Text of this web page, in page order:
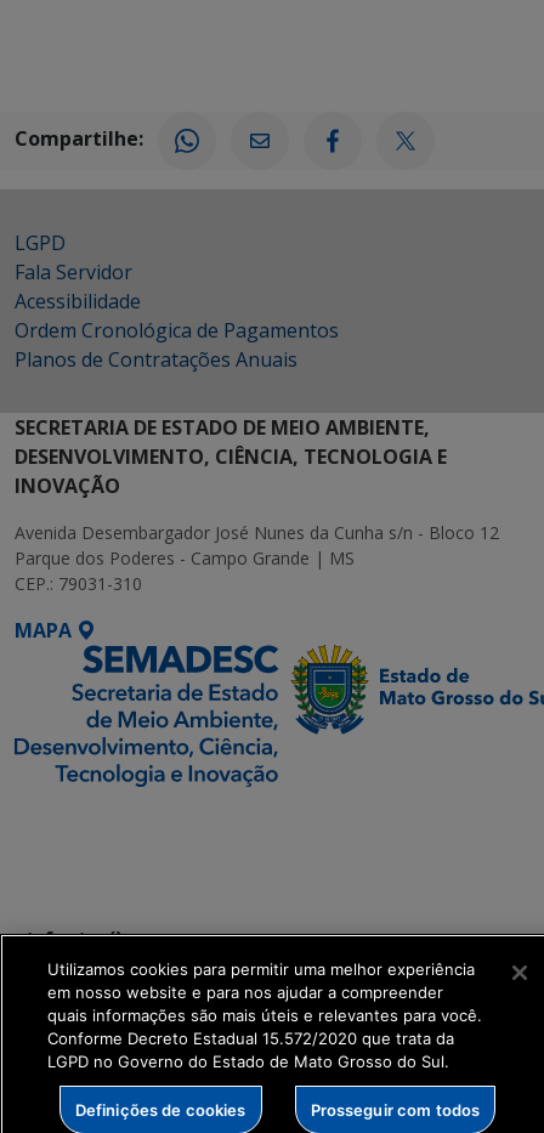
Compartilhe:
LGPD
Fala Servidor
Acessibilidade
Ordem Cronológica de Pagamentos
Planos de Contratações Anuais
SECRETARIA DE ESTADO DE MEIO AMBIENTE,
DESENVOLVIMENTO, CIÊNCIA, TECNOLOGIA E
INOVAÇÃO
Avenida Desembargador José Nunes da Cunha s/n - Bloco 12
Parque dos Poderes - Campo Grande | MS
CEP.: 79031-310
MAPA
get_footer();
Utilizamos cookies para permitir uma melhor experiência
em nosso website e para nos ajudar a compreender
quais informações são mais úteis e relevantes para você.
Conforme Decreto Estadual 15.572/2020 que trata da
LGPD no Governo do Estado de Mato Grosso do Sul.
Definições de cookies Prosseguir com todos